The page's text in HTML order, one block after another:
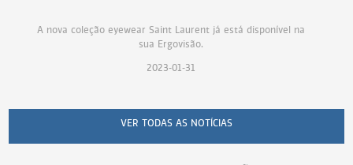
A nova coleção eyewear Saint Laurent já está disponível na
sua Ergovisão.
2023-01-31
VER TODAS AS NOTÍCIAS